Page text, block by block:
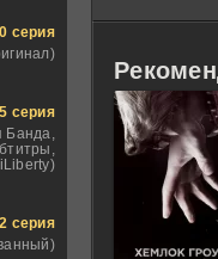
серия
5 серия
Банда,
2 серия